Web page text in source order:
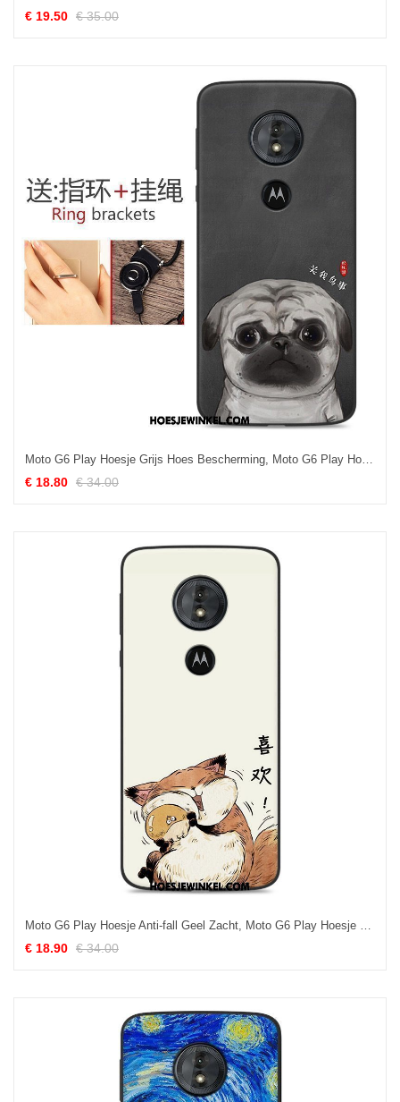
€ 19.50 € 35.00
Moto G6 Play Hoesje Grijs Hoes Bescherming, Moto G6 Play Hoesje All Inclusive Anti-fall
€ 18.80 € 34.00
Moto G6 Play Hoesje Anti-fall Geel Zacht, Moto G6 Play Hoesje Bescherming Spotprent
€ 18.90 € 34.00